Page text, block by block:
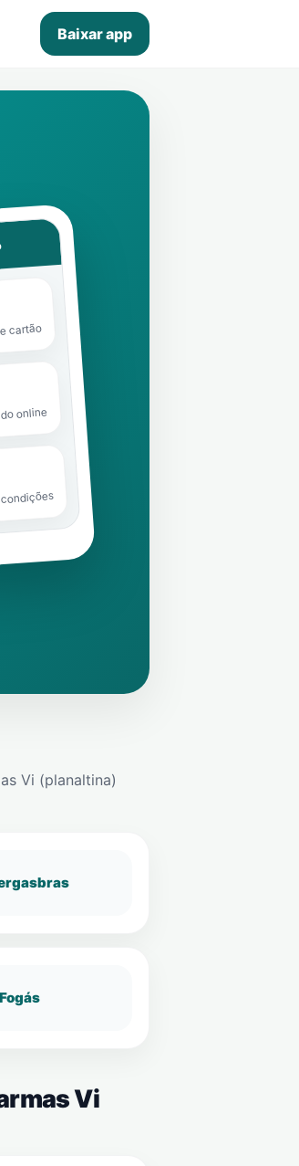
Baixar app
cartão
online
Vi (planaltina)
Fogás
Vi